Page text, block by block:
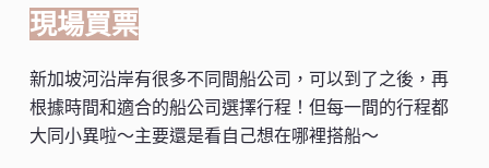
現場買票
新加坡河沿岸有很多不同間船公司，可以到了之後，再
根據時間和適合的船公司選擇行程！但每一間的行程都
大同小異啦～主要還是看自己想在哪裡搭船～